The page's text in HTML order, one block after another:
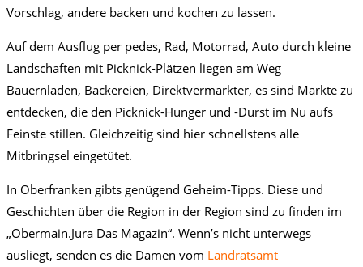
Vorschlag, andere backen und kochen zu lassen.
Auf dem Ausflug per pedes, Rad, Motorrad, Auto durch kleine
Landschaften mit Picknick-Plätzen liegen am Weg
Bauernläden, Bäckereien, Direktvermarkter, es sind Märkte zu
entdecken, die den Picknick-Hunger und -Durst im Nu aufs
Feinste stillen. Gleichzeitig sind hier schnellstens alle
Mitbringsel eingetütet.
In Oberfranken gibts genügend Geheim-Tipps. Diese und
Geschichten über die Region in der Region sind zu finden im
„Obermain.Jura Das Magazin“. Wenn’s nicht unterwegs
ausliegt, senden es die Damen vom Landratsamt